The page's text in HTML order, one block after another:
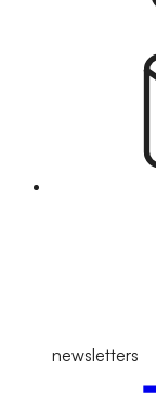
newsletters